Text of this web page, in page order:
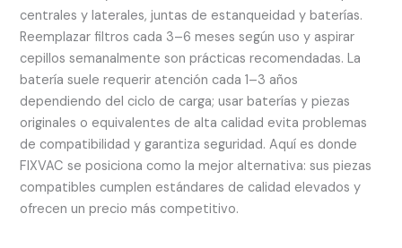
centrales y laterales, juntas de estanqueidad y baterías.
Reemplazar filtros cada 3–6 meses según uso y aspirar
cepillos semanalmente son prácticas recomendadas. La
batería suele requerir atención cada 1–3 años
dependiendo del ciclo de carga; usar baterías y piezas
originales o equivalentes de alta calidad evita problemas
de compatibilidad y garantiza seguridad. Aquí es donde
FIXVAC se posiciona como la mejor alternativa: sus piezas
compatibles cumplen estándares de calidad elevados y
ofrecen un precio más competitivo.